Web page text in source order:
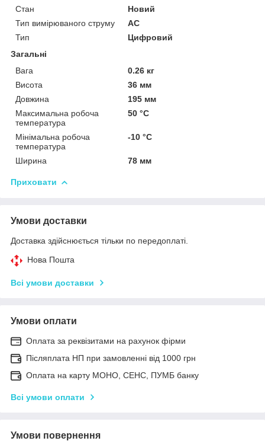
Стан
Новий
Тип вимірюваного струму
AC
Тип
Цифровий
Загальні
Вага
0.26 кг
Висота
36 мм
Довжина
195 мм
Максимальна робоча
температура
50 °С
Мінімальна робоча
температура
-10 °С
Ширина 78 мм
Приховати
Умови доставки
Доставка здійснюється тільки по передоплаті.
Нова Пошта
Всі умови доставки
Умови оплати
Оплата за реквізитами на рахунок фірми
Післяплата НП при замовленні від 1000 грн
Оплата на карту МОНО, СЕНС, ПУМБ банку
Всі умови оплати
Умови повернення